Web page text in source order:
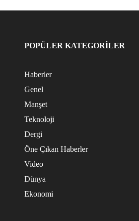
POPÜLER KATEGORİLER
Haberler
Genel
Manşet
Teknoloji
Dergi
Öne Çıkan Haberler
Video
Dünya
Ekonomi